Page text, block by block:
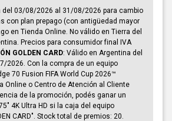
del 03/08/2026 al 31/08/2026 para cambio
con plan prepago (con antigüedad mayor
en Tienda Online. No válido en Tierra del
Precios para consumidor final IVA
GOLDEN CARD: Válido en Argentina del
2026. Con la compra de un equipo
70 Fusion FIFA World Cup 2026™
Online o Centro de Atención al Cliente
de la promoción, podés ganar un
4K Ultra HD si la caja del equipo
CARD". Stock total de premios: 20.